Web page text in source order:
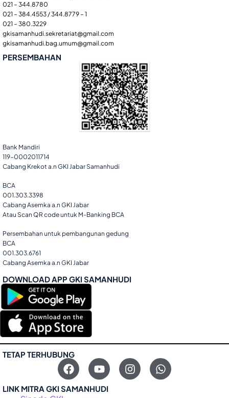
021 – 344.8780
021 – 384.4553 / 344.8779 – 1
021 – 380.3229
gkisamanhudi.sekretariat@gmail.com
gkisamanhudi.bag.umum@gmail.com
PERSEMBAHAN
Bank Mandiri
119-0002011714
Cabang Krekot a.n GKI Jabar Samanhudi
BCA
001.303.3398
Cabang Asemka a.n GKI Jabar
Atau Scan QR code untuk M-Banking BCA
Persembahan untuk pembangunan gedung
BCA
001.303.6761
Cabang Asemka a.n GKI Jabar
DOWNLOAD APP GKI SAMANHUDI
TETAP TERHUBUNG
LINK MITRA GKI SAMANHUDI